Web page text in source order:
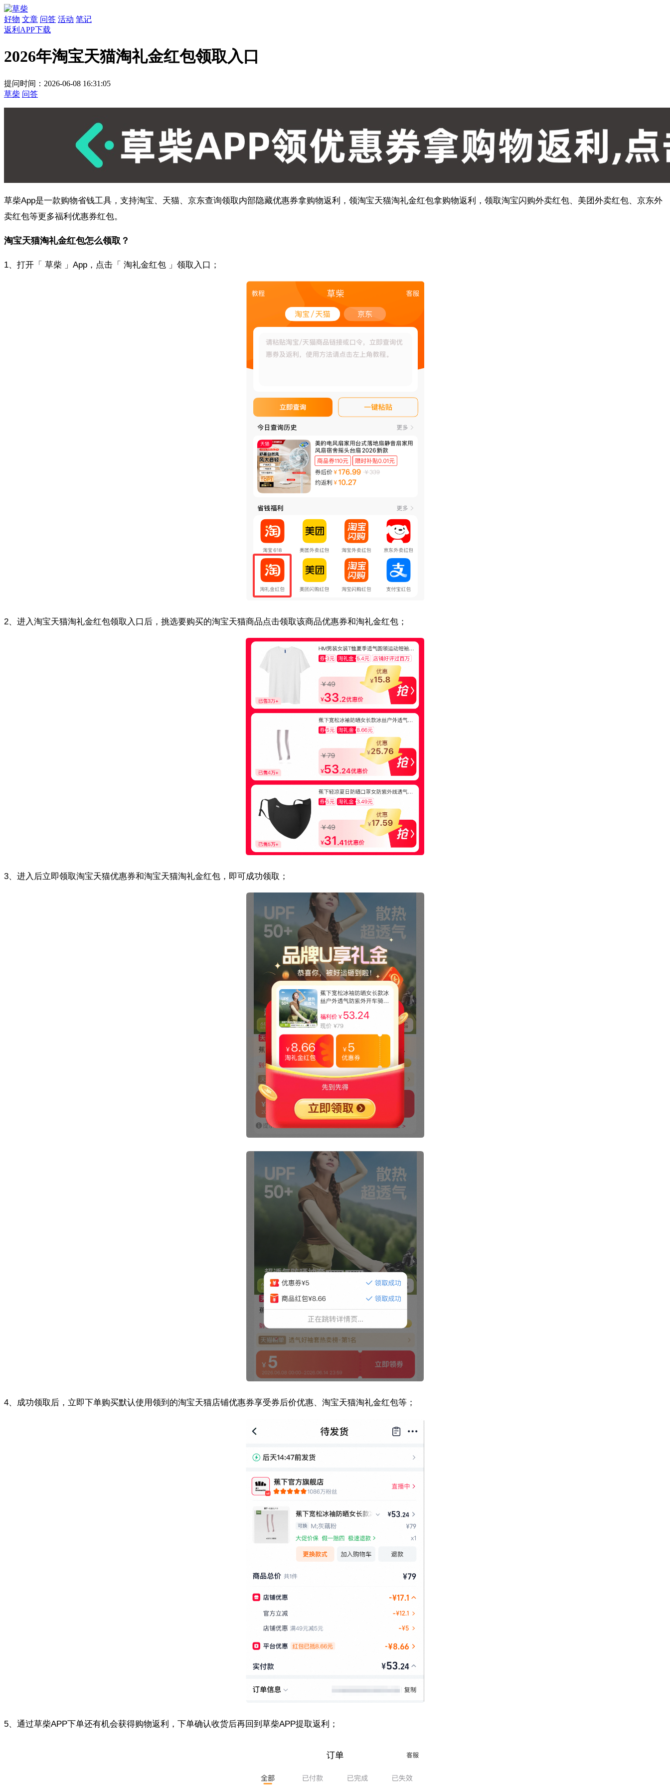
好物 文章 问答 活动 笔记
返利APP下载
2026年淘宝天猫淘礼金红包领取入口
提问时间：2026-06-08 16:31:05
草柴 问答
草柴App是一款购物省钱工具，支持淘宝、天猫、京东查询领取内部隐藏优惠券拿购物返利，领淘宝天猫淘礼金红包拿购物返利，领取淘宝闪购外卖红包、美团外卖红包、京东外
卖红包等更多福利优惠券红包。
淘宝天猫淘礼金红包怎么领取？
1、打开「 草柴 」App，点击「 淘礼金红包 」领取入口；
2、进入淘宝天猫淘礼金红包领取入口后，挑选要购买的淘宝天猫商品点击领取该商品优惠券和淘礼金红包；
3、进入后立即领取淘宝天猫优惠券和淘宝天猫淘礼金红包，即可成功领取；
4、成功领取后，立即下单购买默认使用领到的淘宝天猫店铺优惠券享受券后价优惠、淘宝天猫淘礼金红包等；
5、通过草柴APP下单还有机会获得购物返利，下单确认收货后再回到草柴APP提取返利；